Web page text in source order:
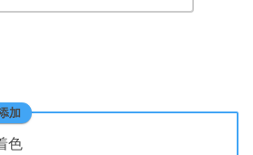
加
着色